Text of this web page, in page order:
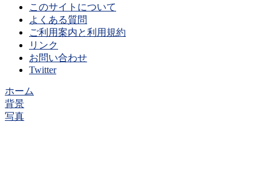
このサイトについて
よくある質問
ご利用案内と利用規約
リンク
お問い合わせ
Twitter
ホーム
背景
写真